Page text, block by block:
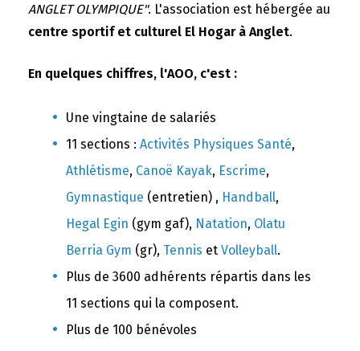
ANGLET OLYMPIQUE". L'association est hébergée au
centre sportif et culturel El Hogar à Anglet.
En quelques chiffres, l'AOO, c'est :
Une vingtaine de salariés
11 sections : Activités Physiques Santé,
Athlétisme, Canoë Kayak, Escrime,
Gymnastique (entretien) , Handball,
Hegal Egin (gym gaf), Natation, Olatu
Berria Gym (gr), Tennis et Volleyball.
Plus de 3600 adhérents répartis dans les
11 sections qui la composent.
Plus de 100 bénévoles